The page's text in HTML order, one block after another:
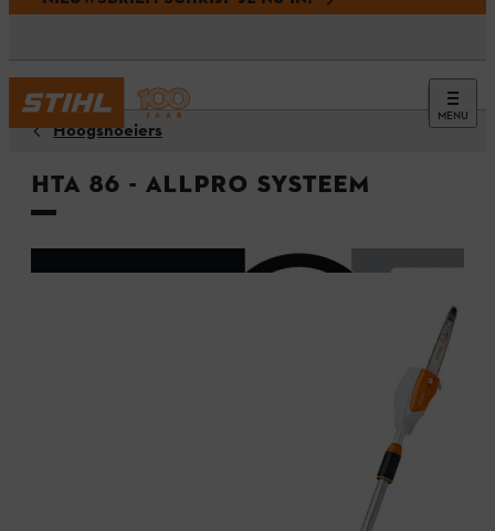
MENU
Hoogsnoeiers
HTA 86 - ALLPRO systeem